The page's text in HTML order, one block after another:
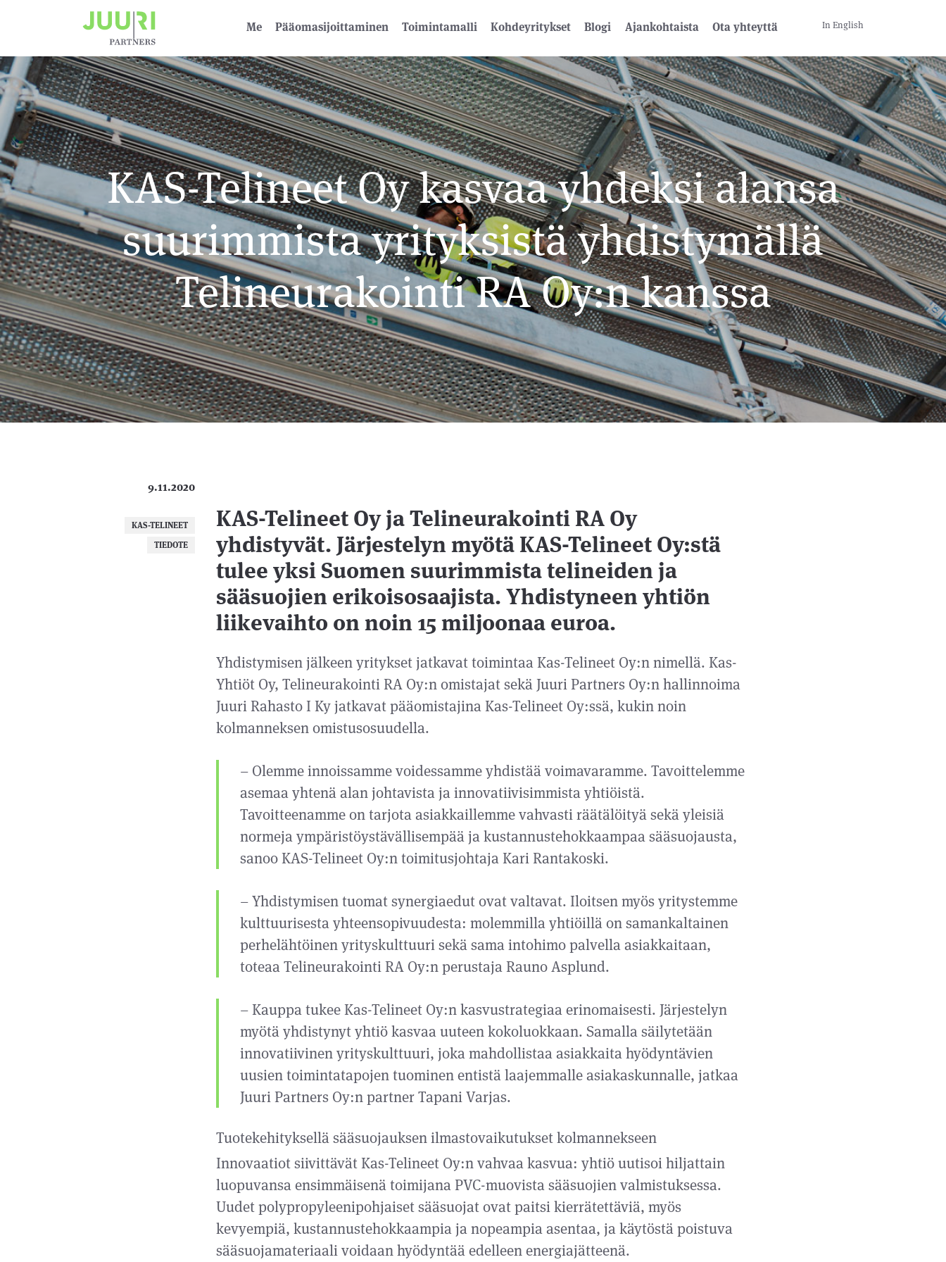
Me Pääoma­sijoittaminen Toimintamalli Kohdeyritykset Blogi Ajankohtaista Ota yhteyttä In English
KAS-Telineet Oy kasvaa yhdeksi alansa
suurimmista yrityksistä yhdistymällä
Telineurakointi RA Oy:n kanssa
9.11.2020
KAS-TELINEET
TIEDOTE
KAS-Telineet Oy ja Telineurakointi RA Oy
yhdistyvät. Järjestelyn myötä KAS-Telineet Oy:stä
tulee yksi Suomen suurimmista telineiden ja
sääsuojien erikoisosaajista. Yhdistyneen yhtiön
liikevaihto on noin 15 miljoonaa euroa.
Yhdistymisen jälkeen yritykset jatkavat toimintaa Kas-Telineet Oy:n nimellä. Kas-
Yhtiöt Oy, Telineurakointi RA Oy:n omistajat sekä Juuri Partners Oy:n hallinnoima
Juuri Rahasto I Ky jatkavat pääomistajina Kas-Telineet Oy:ssä, kukin noin
kolmanneksen omistusosuudella.
– Olemme innoissamme voidessamme yhdistää voimavaramme. Tavoittelemme
asemaa yhtenä alan johtavista ja innovatiivisimmista yhtiöistä.
Tavoitteenamme on tarjota asiakkaillemme vahvasti räätälöityä sekä yleisiä
normeja ympäristöystävällisempää ja kustannustehokkaampaa sääsuojausta,
sanoo KAS-Telineet Oy:n toimitusjohtaja Kari Rantakoski.
– Yhdistymisen tuomat synergiaedut ovat valtavat. Iloitsen myös yritystemme
kulttuurisesta yhteensopivuudesta: molemmilla yhtiöillä on samankaltainen
perhelähtöinen yrityskulttuuri sekä sama intohimo palvella asiakkaitaan,
toteaa Telineurakointi RA Oy:n perustaja Rauno Asplund.
– Kauppa tukee Kas-Telineet Oy:n kasvustrategiaa erinomaisesti. Järjestelyn
myötä yhdistynyt yhtiö kasvaa uuteen kokoluokkaan. Samalla säilytetään
innovatiivinen yrityskulttuuri, joka mahdollistaa asiakkaita hyödyntävien
uusien toimintatapojen tuominen entistä laajemmalle asiakaskunnalle, jatkaa
Juuri Partners Oy:n partner Tapani Varjas.
Tuotekehityksellä sääsuojauksen ilmastovaikutukset kolmannekseen
Innovaatiot siivittävät Kas-Telineet Oy:n vahvaa kasvua: yhtiö uutisoi hiljattain
luopuvansa ensimmäisenä toimijana PVC-muovista sääsuojien valmistuksessa.
Uudet polypropyleenipohjaiset sääsuojat ovat paitsi kierrätettäviä, myös
kevyempiä, kustannustehokkaampia ja nopeampia asentaa, ja käytöstä poistuva
sääsuojamateriaali voidaan hyödyntää edelleen energiajätteenä.